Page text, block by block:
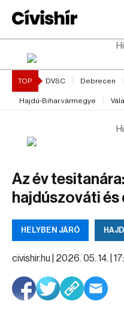
TOP DVSC Debrecen
Hajdú-Bihar vármegye
Az év
hajdúszováti
HELYBEN JÁRÓ
civishir.hu | 2026. 05. 14. |